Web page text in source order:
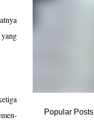
Popular Posts